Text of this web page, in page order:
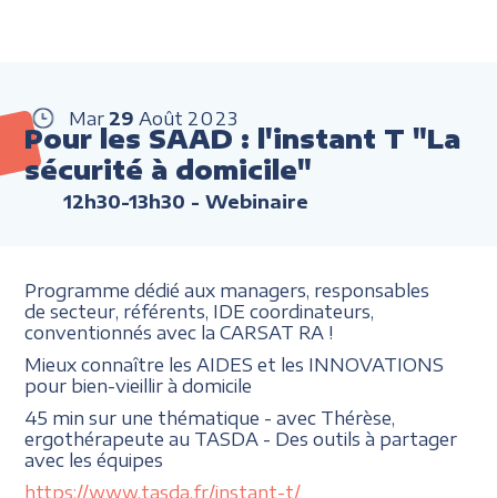
Mar 29 Août 2023
Pour les SAAD : l'instant T "La
sécurité à domicile"
12h30-13h30 - Webinaire
Programme dédié aux managers, responsables
de secteur, référents, IDE coordinateurs,
conventionnés avec la CARSAT RA !
Mieux connaître les AIDES et les INNOVATIONS
pour bien-vieillir à domicile
45 min sur une thématique - avec Thérèse,
ergothérapeute au TASDA - Des outils à partager
avec les équipes
https://www.tasda.fr/instant-t/